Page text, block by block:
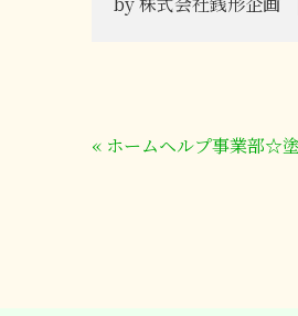
« ホームヘルプ事業部☆